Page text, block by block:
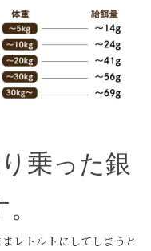
乗った銀
レトルトにしてしまうと